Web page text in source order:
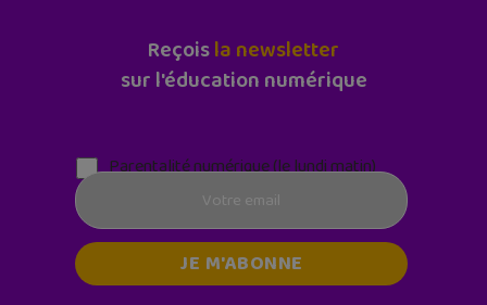
Reçoisla newsletter
sur l'éducation numérique
Parentalité numérique (le lundi matin)